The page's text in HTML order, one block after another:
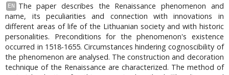
EN
The paper describes the Renaissance phenomenon and
name, its peculiarities and connection with innovations in
different areas of life of the Lithuanian society and with historic
personalities. Preconditions for the phenomenon's existence
occurred in 1518-1655. Circumstances hindering cognoscibility of
the phenomenon are analysed. The construction and decoration
technique of the Renaissance are characterized. The method of